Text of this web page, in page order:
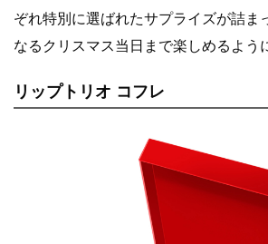
ぞれ特別に選ばれたサプライズが詰ま
なるクリスマス当日まで楽しめるよう
リップトリオ コフレ